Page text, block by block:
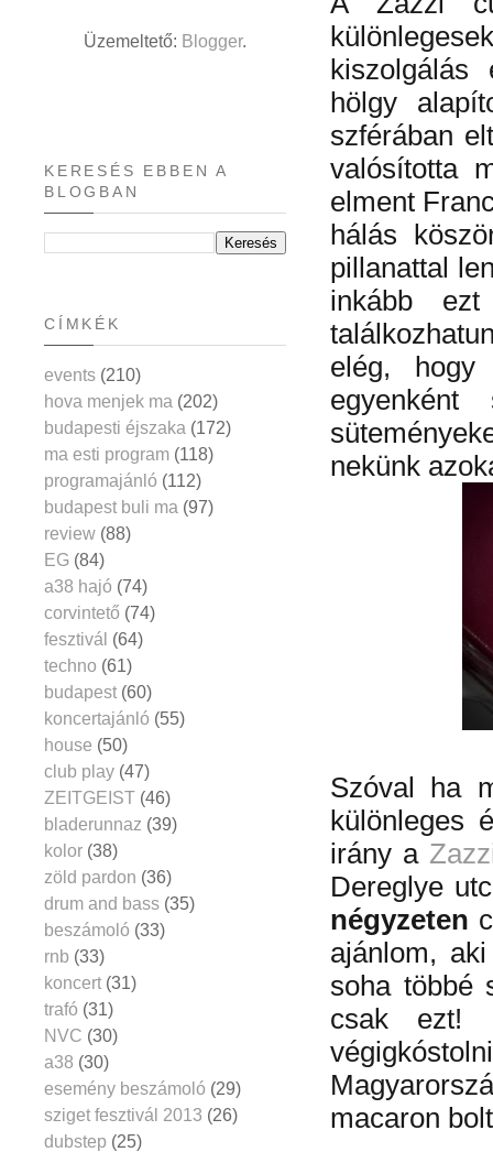
hölgy
szférában
valósította
elment
hálás
pillanattal
inkább
elég,
nekünk
Szóval ha
különleges
irány a
Dereglye
négyzeten
ajánlom,
soha többé
csak ezt!
macaron
Üzemeltető: Blogger.
KERESÉS EBBEN A
BLOGBAN
CÍMKÉK
events (210)
hova menjek ma (202)
budapesti éjszaka (172)
ma esti program (118)
programajánló (112)
budapest buli ma (97)
review (88)
EG (84)
a38 hajó (74)
corvintető (74)
fesztivál (64)
techno (61)
budapest (60)
koncertajánló (55)
house (50)
club play (47)
ZEITGEIST (46)
bladerunnaz (39)
kolor (38)
zöld pardon (36)
drum and bass (35)
beszámoló (33)
rnb (33)
koncert (31)
trafó (31)
NVC (30)
a38 (30)
esemény beszámoló (29)
sziget fesztivál 2013 (26)
dubstep (25)